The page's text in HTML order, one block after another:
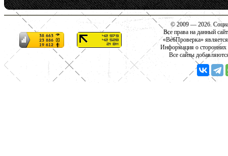
© 2009 — 2026.
Все права на данный
«ВебПроверка»
Информация о сторонних
Все сайты